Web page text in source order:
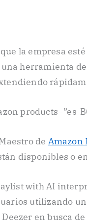
la empresa
herramienta
products=”es-
de Amazon
disponibles o
with AI
utilizando
en busca